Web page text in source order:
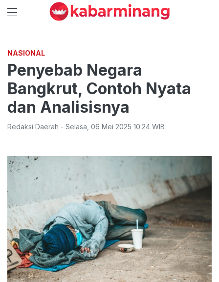
NASIONAL
Penyebab Negara
Bangkrut, Contoh Nyata
dan Analisisnya
Redaksi Daerah - Selasa 06 Mei 2025 10:24 WIB